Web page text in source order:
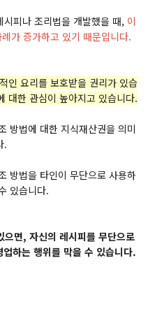
피나 조리법을 개발했을 때, 이
가 증가하고 있기 때문입니다.
인 요리를 보호받을 권리가 있습
대한 관심이 높아지고 있습니다.
방법에 대한 지식재산권을 의미
.
방법을 타인이 무단으로 사용하
있습니다.
으면, 자신의 레시피를 무단으로
하는 행위를 막을 수 있습니다.